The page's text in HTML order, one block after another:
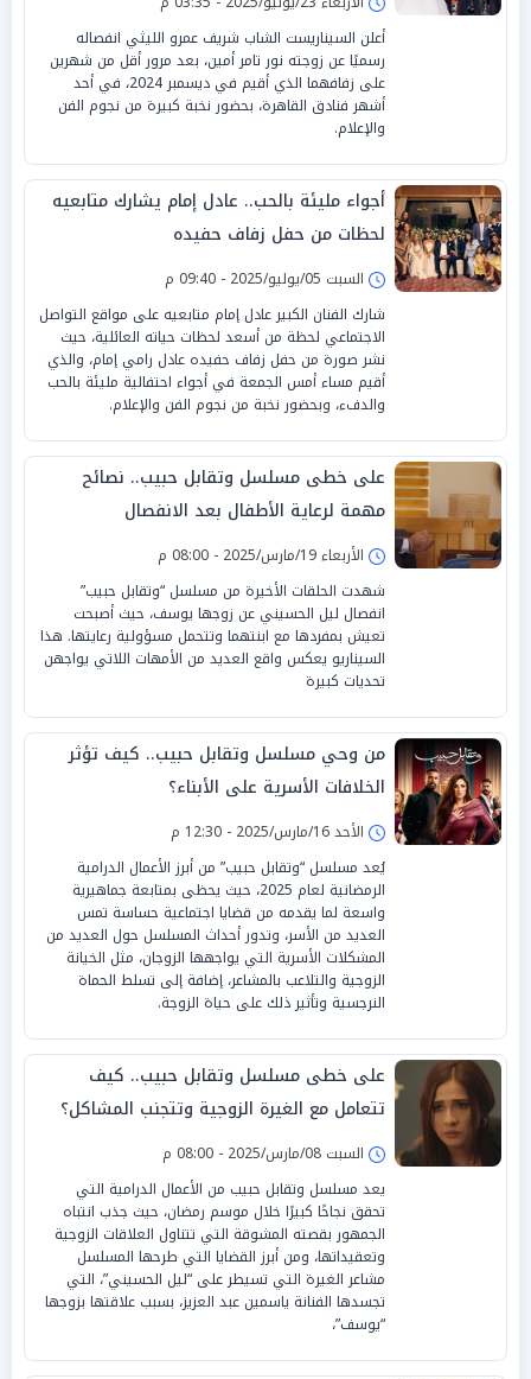
أعلن السيناريست الشاب شريف عمرو الليثي انفصاله
رسميًا عن زوجته نور تامر أمين، بعد مرور أقل من شهرين
على زفافهما الذي أقيم في ديسمبر 2024، في أحد
أشهر فنادق القاهرة، بحضور نخبة كبيرة من نجوم الفن
والإعلام.
أجواء مليئة بالحب.. عادل إمام يشارك متابعيه
لحظات من حفل زفاف حفيده
السبت 05/يوليو/2025 - 09:40 م
شارك الفنان الكبير عادل إمام متابعيه على مواقع التواصل
الاجتماعي لحظة من أسعد لحظات حياته العائلية، حيث
نشر صورة من حفل زفاف حفيده عادل رامي إمام، والذي
أقيم مساء أمس الجمعة في أجواء احتفالية مليئة بالحب
والدفء، وبحضور نخبة من نجوم الفن والإعلام.
على خطى مسلسل وتقابل حبيب.. نصائح
مهمة لرعاية الأطفال بعد الانفصال
الأربعاء 19/مارس/2025 - 08:00 م
شهدت الحلقات الأخيرة من مسلسل “وتقابل حبيب”
انفصال ليل الحسيني عن زوجها يوسف، حيث أصبحت
تعيش بمفردها مع ابنتهما وتتحمل مسؤولية رعايتها. هذا
السيناريو يعكس واقع العديد من الأمهات اللاتي يواجهن
تحديات كبيرة
من وحي مسلسل وتقابل حبيب.. كيف تؤثر
الخلافات الأسرية على الأبناء؟
الأحد 16/مارس/2025 - 12:30 م
يُعد مسلسل “وتقابل حبيب” من أبرز الأعمال الدرامية
الرمضانية لعام 2025، حيث يحظى بمتابعة جماهيرية
واسعة لما يقدمه من قضايا اجتماعية حساسة تمس
العديد من الأسر، وتدور أحداث المسلسل حول العديد من
المشكلات الأسرية التي يواجهها الزوجان، مثل الخيانة
الزوجية والتلاعب بالمشاعر، إضافة إلى تسلط الحماة
النرجسية وتأثير ذلك على حياة الزوجة.
على خطى مسلسل وتقابل حبيب.. كيف
تتعامل مع الغيرة الزوجية وتتجنب المشاكل؟
السبت 08/مارس/2025 - 08:00 م
يعد مسلسل وتقابل حبيب من الأعمال الدرامية التي
تحقق نجاحًا كبيرًا خلال موسم رمضان، حيث جذب انتباه
الجمهور بقصته المشوقة التي تتناول العلاقات الزوجية
وتعقيداتها، ومن أبرز القضايا التي طرحها المسلسل
مشاعر الغيرة التي تسيطر على “ليل الحسيني”، التي
تجسدها الفنانة ياسمين عبد العزيز، بسبب علاقتها بزوجها
“يوسف”،